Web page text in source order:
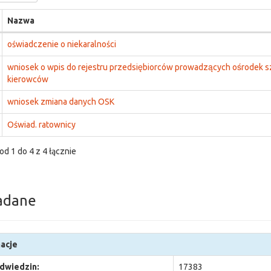
Nazwa
oświadczenie o niekaralności
wniosek o wpis do rejestru przedsiębiorców prowadzących ośrodek
kierowców
wniosek zmiana danych OSK
Oświad. ratownicy
1 do 4 z 4 łącznie
17383